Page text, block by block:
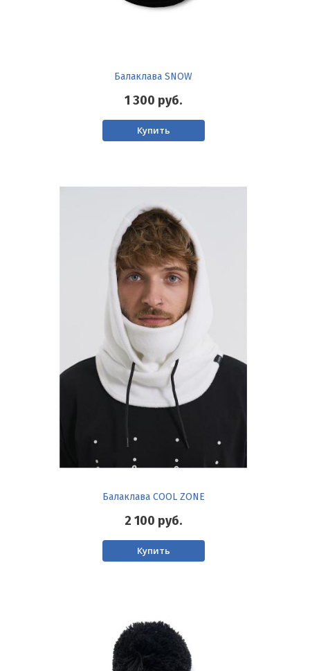
Балаклава SNOW
1 300 руб.
Купить
Балаклава COOL ZONE
2 100 руб.
Купить